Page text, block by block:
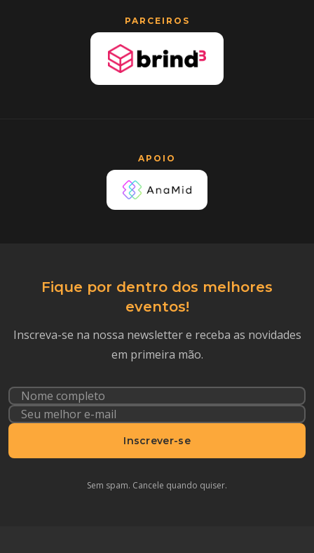
PARCEIROS
APOIO
Fique por dentro dos melhores
eventos!
Inscreva-se na nossa newsletter e receba as novidades
em primeira mão.
Inscrever-se
Sem spam. Cancele quando quiser.